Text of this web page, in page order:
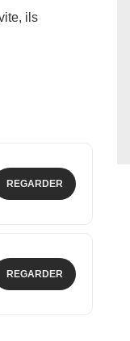
ils
REGARDER
REGARDER